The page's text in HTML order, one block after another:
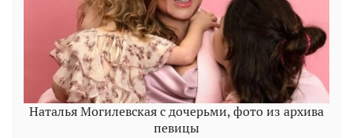
Наталья Могилевская с дочерьми, фото из архива
певицы